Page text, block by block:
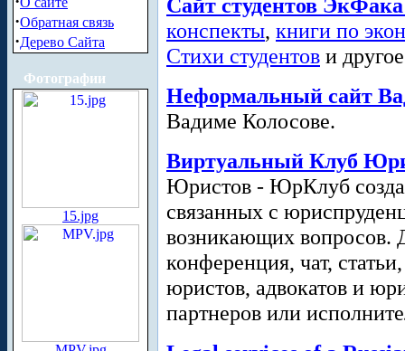
·Обратная связь
·Дерево Сайта
Фотографии
15.jpg
Сайт студентов
конспекты, книги по
Стихи студентов и
Неформальный сайт
Вадиме Колосове.
Виртуальный Клуб
Юристов - ЮрКлуб
связанных с
возникающих вопросов.
конференция, чат,
юристов, адвокатов и
партнеров или